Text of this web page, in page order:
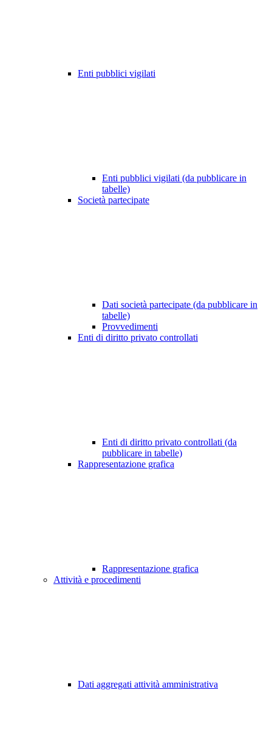
Enti pubblici vigilati
Enti pubblici vigilati (da pubblicare in
tabelle)
Società partecipate
Dati società partecipate (da pubblicare in
tabelle)
Provvedimenti
Enti di diritto privato controllati
Enti di diritto privato controllati (da
pubblicare in tabelle)
Rappresentazione grafica
Rappresentazione grafica
Attività e procedimenti
Dati aggregati attività amministrativa